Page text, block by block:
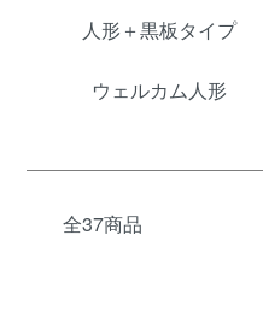
カテゴリー一覧
人形＋黒板タイプ
ウェルカム人形
全37商品